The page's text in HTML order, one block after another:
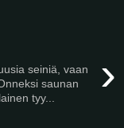
›
seiniä, vaan
saunan
tyy...